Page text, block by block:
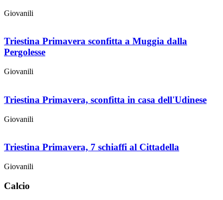
Giovanili
Triestina Primavera sconfitta a Muggia dalla
Pergolesse
Giovanili
Triestina Primavera, sconfitta in casa dell'Udinese
Giovanili
Triestina Primavera, 7 schiaffi al Cittadella
Giovanili
Calcio